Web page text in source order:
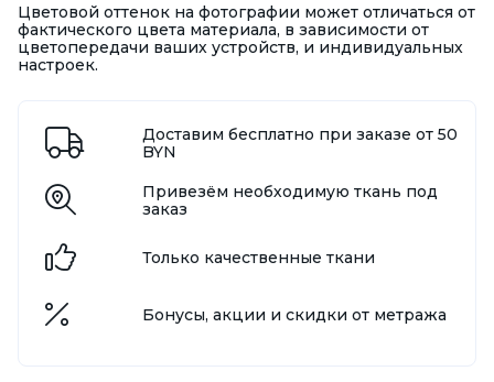
Цветовой оттенок на фотографии может отличаться от
фактического цвета материала, в зависимости от
цветопередачи ваших устройств, и индивидуальных
настроек.
Доставим бесплатно при заказе от 50
BYN
Привезём необходимую ткань под
заказ
Только качественные ткани
Бонусы, акции и скидки от метража